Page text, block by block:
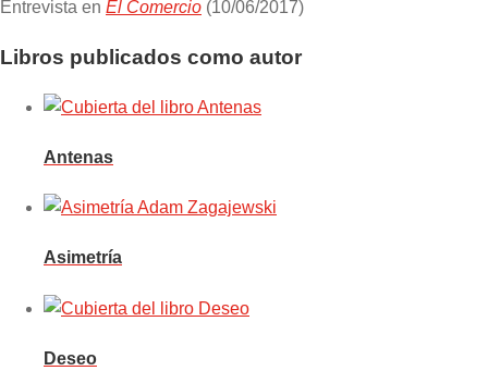
Entrevista en El Comercio (10/06/2017)
Libros publicados como autor
Antenas
Asimetría
Deseo